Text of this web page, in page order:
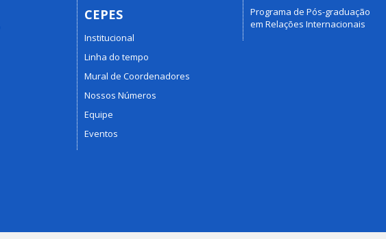
CEPES
Institucional
Linha do tempo
Mural de Coordenadores
Nossos Números
Equipe
Eventos
Programa de Pós-graduação
em Relações Internacionais